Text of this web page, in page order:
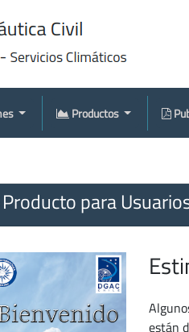
Productos
para
están